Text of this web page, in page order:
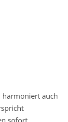
harmoniert auch
sofort